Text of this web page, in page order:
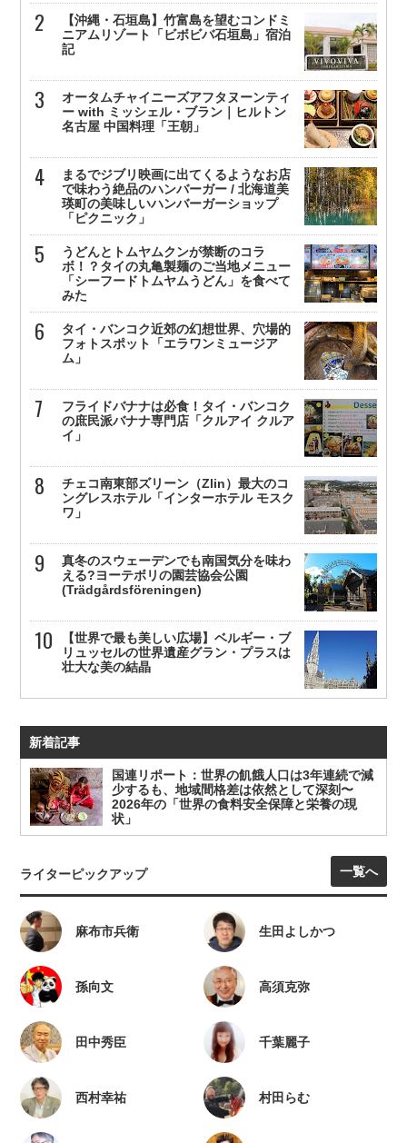
【沖縄・石垣島】竹富島を望むコンドミ
ニアムリゾート「ビボビバ石垣島」宿泊
記
オータムチャイニーズアフタヌーンティ
ー with ミッシェル・ブラン｜ヒルトン
名古屋 中国料理「王朝」
まるでジブリ映画に出てくるようなお店
で味わう絶品のハンバーガー / 北海道美
瑛町の美味しいハンバーガーショップ
「ピクニック」
うどんとトムヤムクンが禁断のコラ
ボ！？タイの丸亀製麺のご当地メニュー
「シーフードトムヤムうどん」を食べて
みた
タイ・バンコク近郊の幻想世界、穴場的
フォトスポット「エラワンミュージア
ム」
フライドバナナは必食！タイ・バンコク
の庶民派バナナ専門店「クルアイ クルア
イ」
チェコ南東部ズリーン（Zlin）最大のコ
ングレスホテル「インターホテル モスク
ワ」
真冬のスウェーデンでも南国気分を味わ
える?ヨーテボリの園芸協会公園
(Trädgårdsföreningen)
【世界で最も美しい広場】ベルギー・ブ
リュッセルの世界遺産グラン・プラスは
壮大な美の結晶
新着記事
国連リポート：世界の飢餓人口は3年連続で減
少するも、地域間格差は依然として深刻〜
2026年の「世界の食料安全保障と栄養の現
状」
ライターピックアップ 一覧へ
麻布市兵衛 生田よしかつ
孫向文 高須克弥
田中秀臣 千葉麗子
西村幸祐 村田らむ